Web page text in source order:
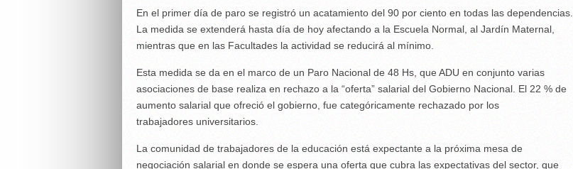
En el primer día de paro se registró un acatamiento del 90 por ciento en todas las dependencias.
La medida se extenderá hasta día de hoy afectando a la Escuela Normal, al Jardín Maternal,
mientras que en las Facultades la actividad se reducirá al mínimo.
Esta medida se da en el marco de un Paro Nacional de 48 Hs, que ADU en conjunto varias
asociaciones de base realiza en rechazo a la “oferta” salarial del Gobierno Nacional. El 22 % de
aumento salarial que ofreció el gobierno, fue categóricamente rechazado por los
trabajadores universitarios.
La comunidad de trabajadores de la educación está expectante a la próxima mesa de
negociación salarial en donde se espera una oferta que cubra las expectativas del sector, que